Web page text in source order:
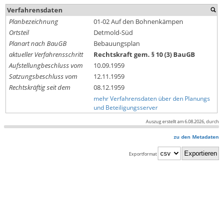
Verfahrensdaten
Planbezeichnung
01-02 Auf den Bohnenkämpen
Ortsteil
Detmold-Süd
Planart nach BauGB
Bebauungsplan
aktueller Verfahrensschritt
Rechtskraft gem. § 10 (3) BauGB
Aufstellungbeschluss vom
10.09.1959
Satzungsbeschluss vom
12.11.1959
Rechtskräftig seit dem
08.12.1959
mehr Verfahrensdaten über den Planungs
und Beteiligungsserver
Auszug erstellt am 6.08.2026, durch
zu den Metadaten
Exportformat